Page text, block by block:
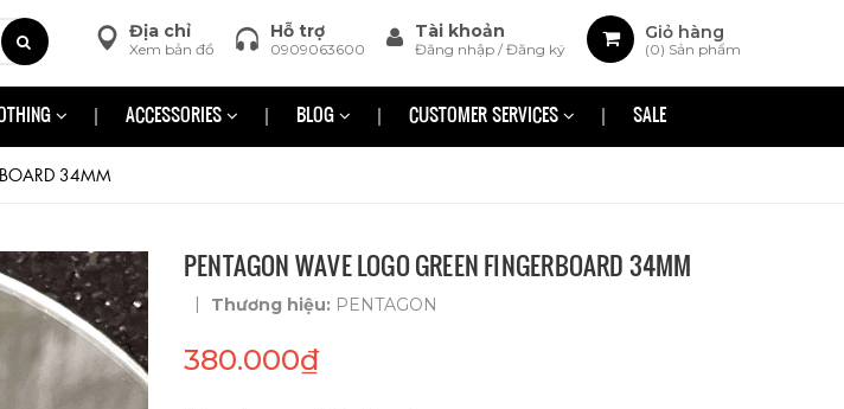
Giỏ hàng
(0) Sản phẩm
Tài khoản
Đăng nhập /Đăng ký
Hỗ trợ
0909063600
Địa chỉ
Xem bản đồ
ACCESSORIES BLOG CUSTOMER SERVICES SALE
34MM
PENTAGON WAVE LOGO GREEN FINGERBOARD 34MM
| Thương hiệu: PENTAGON
380.000₫